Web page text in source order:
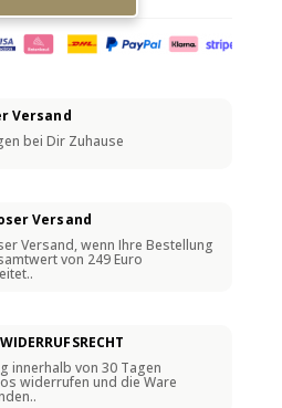
E
E
:
Versand
bei Dir Zuhause
Versand
Versand, wenn Ihre Bestellung
von 249 Euro
innerhalb von 30 Tagen
widerrufen und die Ware